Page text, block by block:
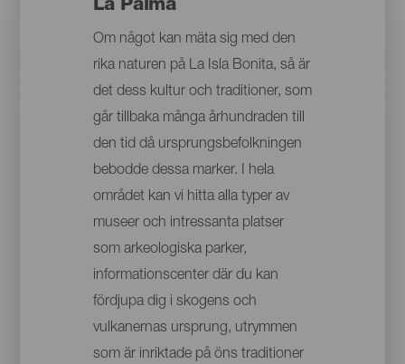
La Palma
Om något kan mäta sig med den
rika naturen på La Isla Bonita, så är
det dess kultur och traditioner, som
går tillbaka många århundraden till
den tid då ursprungsbefolkningen
bebodde dessa marker. I hela
området kan vi hitta alla typer av
museer och intressanta platser
som arkeologiska parker,
informationscenter där du kan
fördjupa dig i skogens och
vulkanernas ursprung, utrymmen
som är inriktade på öns traditioner